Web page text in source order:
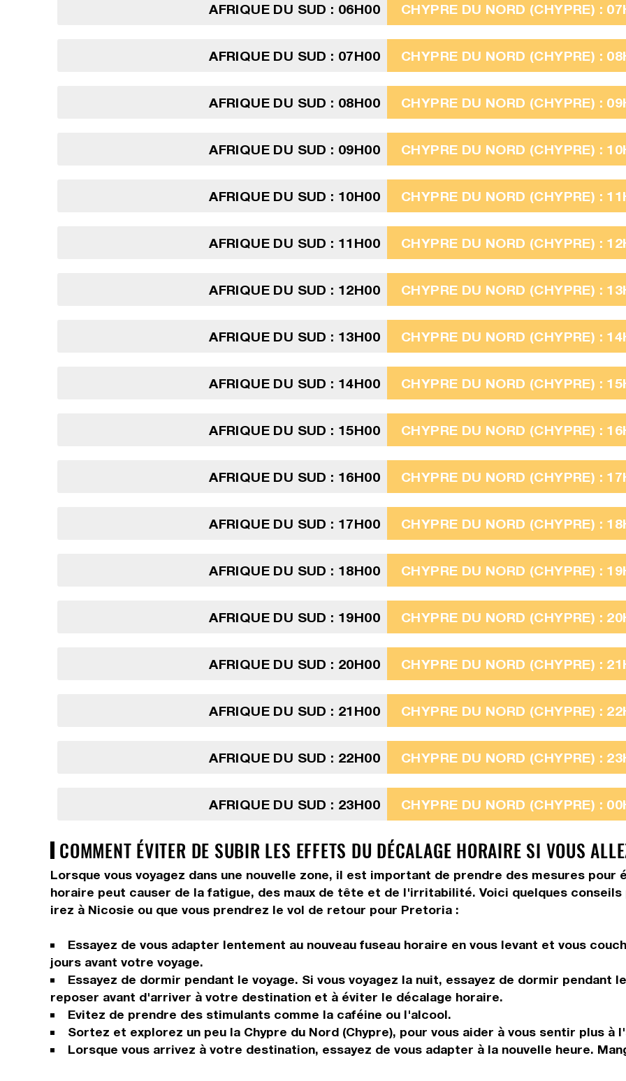
AFRIQUE DU SUD : 06H00 CHYPRE DU NORD (CHYPRE) :
AFRIQUE DU SUD : 07H00 CHYPRE DU NORD (CHYPRE) :
AFRIQUE DU SUD : 08H00 CHYPRE DU NORD (CHYPRE) :
AFRIQUE DU SUD : 09H00 CHYPRE DU NORD (CHYPRE) :
AFRIQUE DU SUD : 10H00 CHYPRE DU NORD (CHYPRE) :
AFRIQUE DU SUD : 11H00 CHYPRE DU NORD (CHYPRE) :
AFRIQUE DU SUD : 12H00 CHYPRE DU NORD (CHYPRE) :
AFRIQUE DU SUD : 13H00 CHYPRE DU NORD (CHYPRE) :
AFRIQUE DU SUD : 14H00 CHYPRE DU NORD (CHYPRE) :
AFRIQUE DU SUD : 15H00 CHYPRE DU NORD (CHYPRE) :
AFRIQUE DU SUD : 16H00 CHYPRE DU NORD (CHYPRE) :
AFRIQUE DU SUD : 17H00 CHYPRE DU NORD (CHYPRE) :
AFRIQUE DU SUD : 18H00 CHYPRE DU NORD (CHYPRE) :
AFRIQUE DU SUD : 19H00 CHYPRE DU NORD (CHYPRE) :
AFRIQUE DU SUD : 20H00 CHYPRE DU NORD (CHYPRE) :
AFRIQUE DU SUD : 21H00 CHYPRE DU NORD (CHYPRE) :
AFRIQUE DU SUD : 22H00 CHYPRE DU NORD (CHYPRE) :
AFRIQUE DU SUD : 23H00 CHYPRE DU NORD (CHYPRE) :
COMMENT ÉVITER DE SUBIR LES EFFETS DU DÉCALAGE HORAIRE SI VOUS
Lorsque vous voyagez dans une nouvelle zone, il est important de prendre des mesures
horaire peut causer de la fatigue, des maux de tête et de l'irritabilité. Voici quelques
irez à Nicosie ou que vous prendrez le vol de retour pour Pretoria :
Essayez de vous adapter lentement au nouveau fuseau horaire en vous levant et vous
jours avant votre voyage.
Essayez de dormir pendant le voyage. Si vous voyagez la nuit, essayez de dormir pendant
reposer avant d'arriver à votre destination et à éviter le décalage horaire.
Evitez de prendre des stimulants comme la caféine ou l'alcool.
Sortez et explorez un peu la Chypre du Nord (Chypre), pour vous aider à vous sentir plus à
Lorsque vous arrivez à votre destination, essayez de vous adapter à la nouvelle heure.